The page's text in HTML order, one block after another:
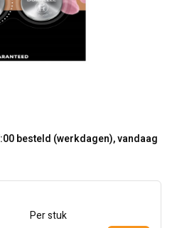
besteld (werkdagen), vandaag
Per stuk